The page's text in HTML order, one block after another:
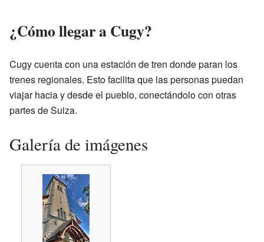
¿Cómo llegar a Cugy?
Cugy cuenta con una estación de tren donde paran los
trenes regionales. Esto facilita que las personas puedan
viajar hacia y desde el pueblo, conectándolo con otras
partes de Suiza.
Galería de imágenes